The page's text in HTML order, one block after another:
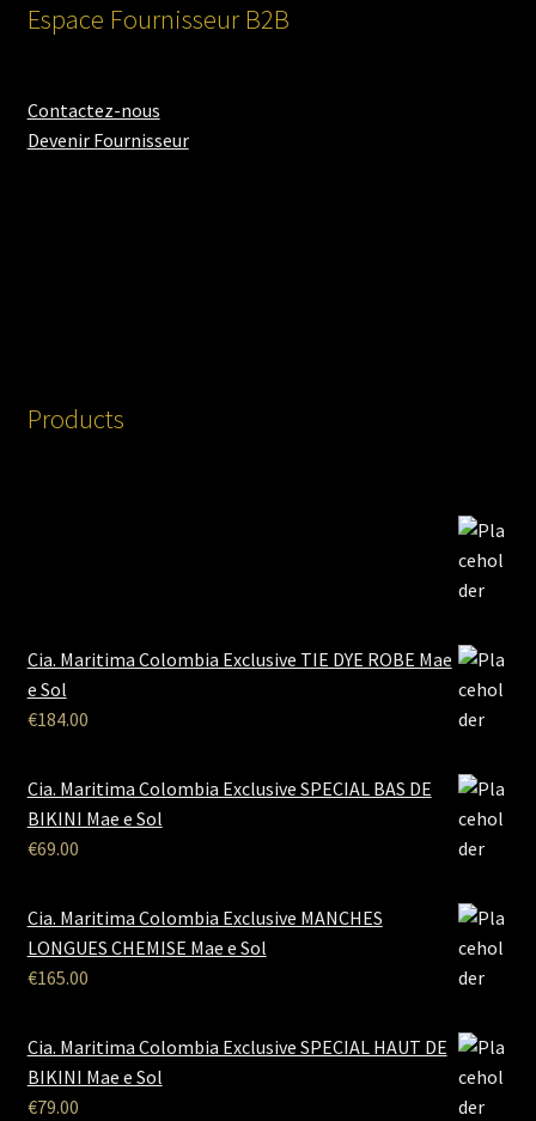
Espace Fournisseur B2B
Contactez-nous
Devenir Fournisseur
Products
Cia. Maritima Colombia Exclusive TIE DYE ROBE Mae
e Sol
€184.00
Cia. Maritima Colombia Exclusive SPECIAL BAS DE
BIKINI Mae e Sol
€69.00
Cia. Maritima Colombia Exclusive MANCHES
LONGUES CHEMISE Mae e Sol
€165.00
Cia. Maritima Colombia Exclusive SPECIAL HAUT DE
BIKINI Mae e Sol
€79.00